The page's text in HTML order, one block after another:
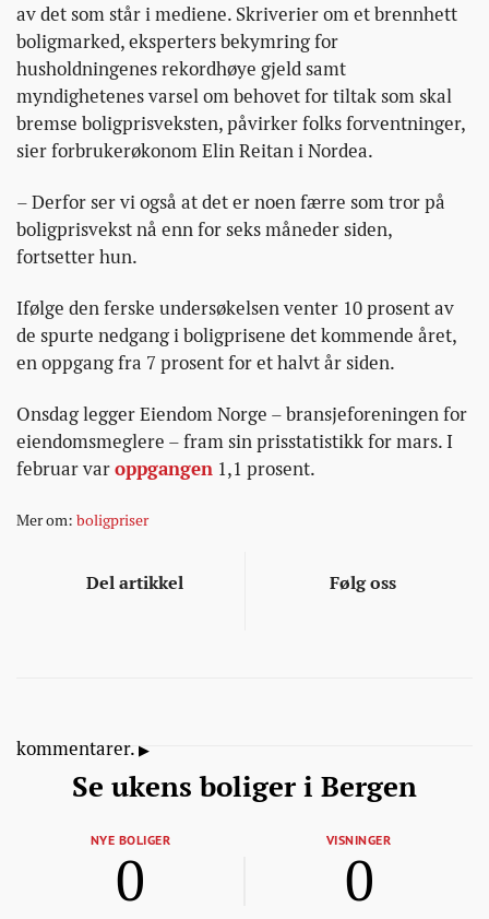
av det som står i mediene. Skriverier om et brennhett
boligmarked, eksperters bekymring for
husholdningenes rekordhøye gjeld samt
myndighetenes varsel om behovet for tiltak som skal
bremse boligprisveksten, påvirker folks forventninger,
sier forbrukerøkonom Elin Reitan i Nordea.
– Derfor ser vi også at det er noen færre som tror på
boligprisvekst nå enn for seks måneder siden,
fortsetter hun.
Ifølge den ferske undersøkelsen venter 10 prosent av
de spurte nedgang i boligprisene det kommende året,
en oppgang fra 7 prosent for et halvt år siden.
Onsdag legger Eiendom Norge – bransjeforeningen for
eiendomsmeglere – fram sin prisstatistikk for mars. I
februar varoppgangen 1,1 prosent.
Mer om: boligpriser
Del artikkel Følg oss
kommentarer.
Se ukens boliger i Bergen
NYE BOLIGER
0
VISNINGER
0